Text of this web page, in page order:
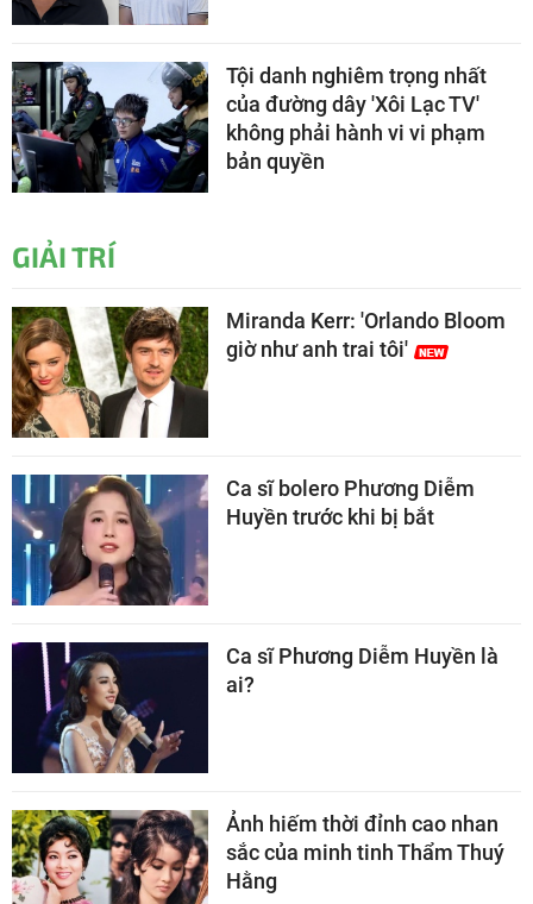
Tội danh nghiêm trọng nhất
của đường dây 'Xôi Lạc TV'
không phải hành vi vi phạm
bản quyền
GIẢI TRÍ
Miranda Kerr: 'Orlando Bloom
giờ như anh trai tôi'
Ca sĩ bolero Phương Diễm
Huyền trước khi bị bắt
Ca sĩ Phương Diễm Huyền là
ai?
Ảnh hiếm thời đỉnh cao nhan
sắc của minh tinh Thẩm Thuý
Hằng